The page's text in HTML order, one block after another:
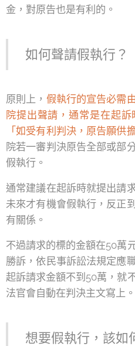
金，對原告也是有利的。
如何聲請假執行？
原則上， 假執行的宣告必需
院提出聲請，通常是在起訴
「如受有利判決，原告願供
院若一審判決原告全部或部
假執行。
通常建議在起訴時就提出請
未來才有機會假執行，反正
有關係。
不過請求的標的金額在50萬
勝訴，依民事訴訟法規定應
起訴請求金額不到50萬，就
法官會自動在判決主文寫上。
想要假執行，該如